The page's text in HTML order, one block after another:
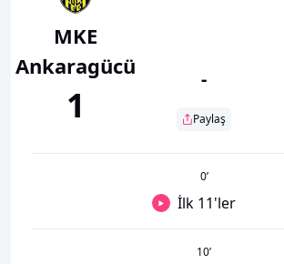
MKE
Ankaragücü
1
-
Paylaş
0’
İlk 11'ler
10’